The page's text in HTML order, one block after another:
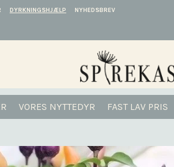
DYRKNINGSHJÆLP NYHEDSBREV
VORES NYTTEDYR FAST LAV PRIS